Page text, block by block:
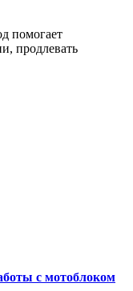
помогает
продлевать
с мотоблоком